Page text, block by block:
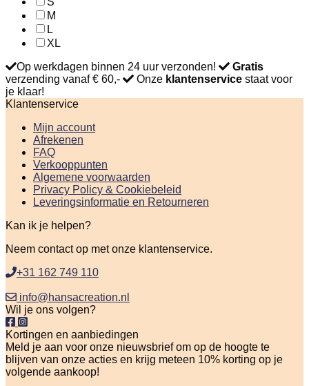
M
L
XL
Op werkdagen binnen 24 uur verzonden!
Gratis
verzending vanaf € 60,-
Onze klantenservice staat voor
je klaar!
Klantenservice
Mijn account
Afrekenen
FAQ
Verkooppunten
Algemene voorwaarden
Privacy Policy & Cookiebeleid
Leveringsinformatie en Retourneren
Kan ik je helpen?
Neem contact op met onze klantenservice.
+31 162 749 110
info@hansacreation.nl
Wil je ons volgen?
Kortingen en aanbiedingen
Meld je aan voor onze nieuwsbrief om op de hoogte te
blijven van onze acties en krijg meteen 10% korting op je
volgende aankoop!